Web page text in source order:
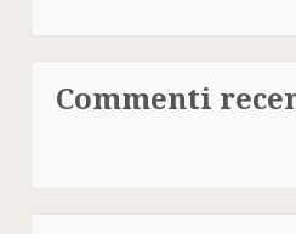
Commenti